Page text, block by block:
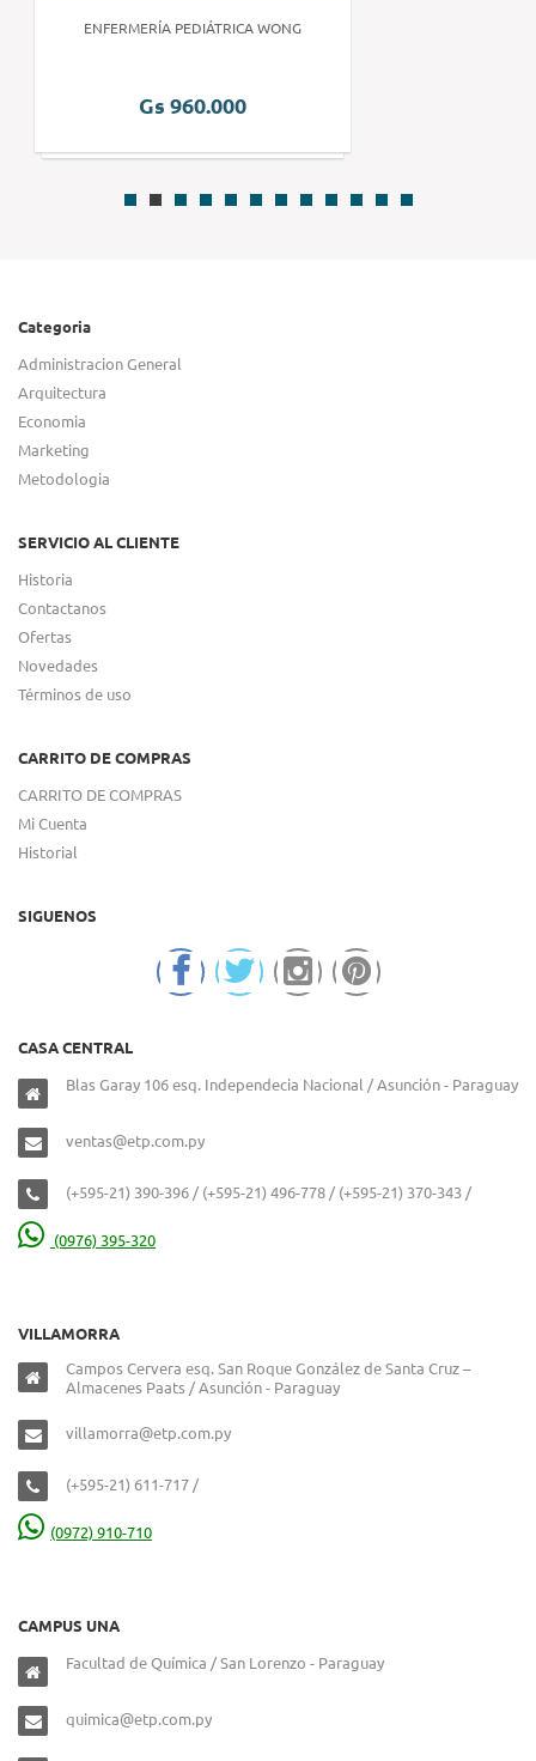
ENFERMERÍA PEDIÁTRICA WONG
Gs 960.000
Categoria
Administracion General
Arquitectura
Economia
Marketing
Metodologia
SERVICIO AL CLIENTE
Historia
Contactanos
Ofertas
Novedades
Términos de uso
CARRITO DE COMPRAS
CARRITO DE COMPRAS
Mi Cuenta
Historial
SIGUENOS
CASA CENTRAL
Blas Garay 106 esq. Independecia Nacional / Asunción - Paraguay
ventas@etp.com.py
(+595-21) 390-396 / (+595-21) 496-778 / (+595-21) 370-343 /
(0976) 395-320
VILLAMORRA
Campos Cervera esq. San Roque González de Santa Cruz –
Almacenes Paats / Asunción - Paraguay
villamorra@etp.com.py
(+595-21) 611-717 /
(0972) 910-710
CAMPUS UNA
Facultad de Química / San Lorenzo - Paraguay
quimica@etp.com.py